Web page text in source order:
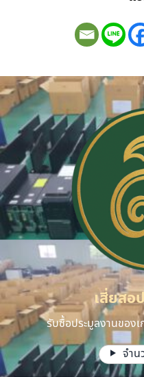
เสี่ยสอ
รับซื้อประมูลงานของ
จำน